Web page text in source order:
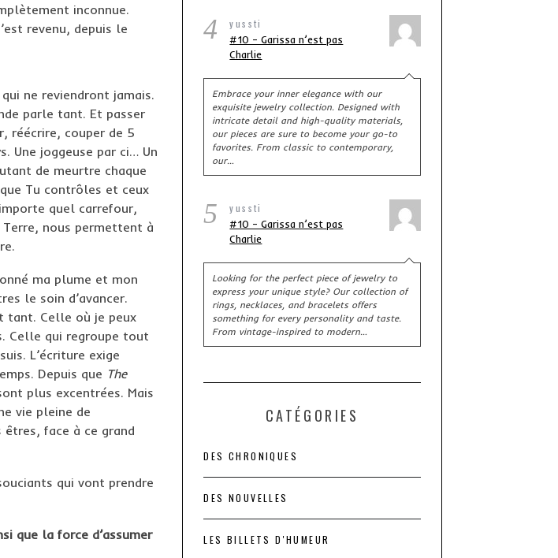
inconnue.
revenu, depuis le
ne reviendront jamais.
parle tant. Et passer
réécrire, couper de 5
Une joggeuse par ci… Un
de meurtre chaque
Tu contrôles et ceux
quel carrefour,
nous permettent à
ma plume et mon
le soin d’avancer.
tant. Celle où je peux
Celle qui regroupe tout
L’écriture exige
Depuis que The
plus excentrées. Mais
vie pleine de
face à ce grand
qui vont prendre
que la force d’assumer
4 yussti
#10 – Garissa n’est pas
Charlie
Embrace your inner elegance with our
exquisite jewelry collection. Designed with
intricate detail and high-quality materials,
our pieces are sure to become your go-to
favorites. From classic to contemporary,
our…
5 yussti
#10 – Garissa n’est pas
Charlie
Looking for the perfect piece of jewelry to
express your unique style? Our collection of
rings, necklaces, and bracelets offers
something for every personality and taste.
From vintage-inspired to modern…
CATÉGORIES
DES CHRONIQUES
DES NOUVELLES
LES BILLETS D'HUMEUR